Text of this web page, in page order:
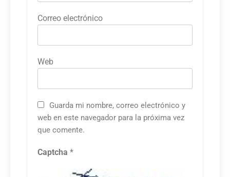
Correo electrónico
Web
Guarda mi nombre, correo electrónico y
web en este navegador para la próxima vez
que comente.
Captcha *